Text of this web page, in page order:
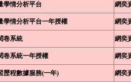
學情分析平台 網奕
學情分析平台一年授權 網奕
卷系統 網奕
卷系統一年授權 網奕
歷程數據服務(一年) 網奕